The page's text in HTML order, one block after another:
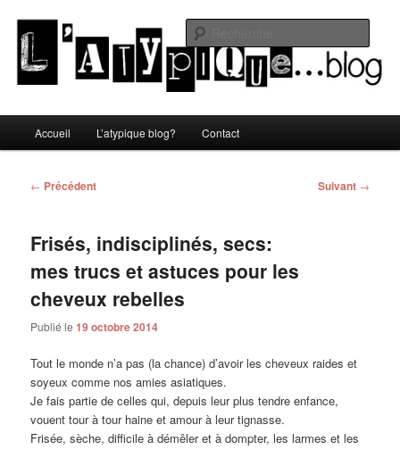
contenu
principalL'atypique blog
principal
Accueil L’atypique blog? Contact
Navigation
← Précédent Suivant →
Frisés, indisciplinés, secs:
mes trucs et astuces pour les
cheveux rebelles
Publié le19 octobre 2014
Tout le monde n’a pas (la chance) d’avoir les cheveux raides et
soyeux comme nos amies asiatiques.
Je fais partie de celles qui, depuis leur plus tendre enfance,
vouent tour à tour haine et amour à leur tignasse.
Frisée, sèche, difficile à démêler et à dompter, les larmes et les